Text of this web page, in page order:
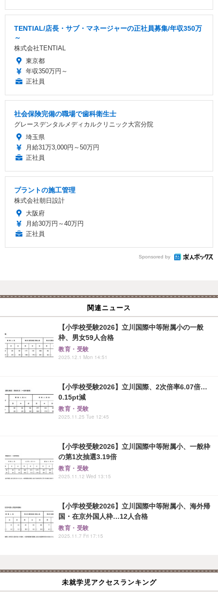
TENTIAL/店長・サブ・マネージャーの正社員募集/年収350万
～
株式会社TENTIAL
東京都
年収350万円～
正社員
社会保険完備の職場で歯科衛生士
グレースデンタルメディカルクリニック大宮分院
埼玉県
月給31万3,000円～50万円
正社員
プラントの施工管理
株式会社朝日設計
大阪府
月給30万円～40万円
正社員
Sponsored by
関連ニュース
【小学校受験2026】立川国際中等附属小の一般
枠、男女59人合格
教育・受験
2025.12.1 Mon 14:51
【小学校受験2026】立川国際、2次倍率6.07倍…
0.15pt減
教育・受験
2025.11.25 Tue 12:45
【小学校受験2026】立川国際中等附属小、一般枠
の第1次抽選3.19倍
教育・受験
2025.11.12 Wed 13:15
【小学校受験2026】立川国際中等附属小、海外帰
国・在京外国人枠…12人合格
教育・受験
2025.11.7 Fri 17:15
未就学児アクセスランキング